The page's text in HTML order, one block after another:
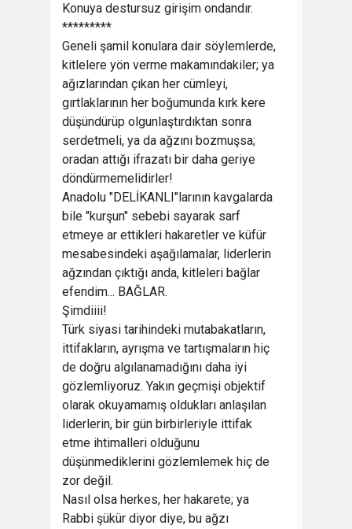
Konuya destursuz girişim ondandır.
*********
Geneli şamil konulara dair söylemlerde,
kitlelere yön verme makamındakiler; ya
ağızlarından çıkan her cümleyi,
gırtlaklarının her boğumunda kırk kere
düşündürüp olgunlaştırdıktan sonra
serdetmeli, ya da ağzını bozmuşsa;
oradan attığı ifrazatı bir daha geriye
döndürmemelidirler!
Anadolu "DELİKANLI"larının kavgalarda
bile "kurşun" sebebi sayarak sarf
etmeye ar ettikleri hakaretler ve küfür
mesabesindeki aşağılamalar, liderlerin
ağzından çıktığı anda, kitleleri bağlar
efendim... BAĞLAR.
Şimdiiii!
Türk siyasi tarihindeki mutabakatların,
ittifakların, ayrışma ve tartışmaların hiç
de doğru algılanamadığını daha iyi
gözlemliyoruz. Yakın geçmişi objektif
olarak okuyamamış oldukları anlaşılan
liderlerin, bir gün birbirleriyle ittifak
etme ihtimalleri olduğunu
düşünmediklerini gözlemlemek hiç de
zor değil.
Nasıl olsa herkes, her hakarete; ya
Rabbi şükür diyor diye, bu ağzı